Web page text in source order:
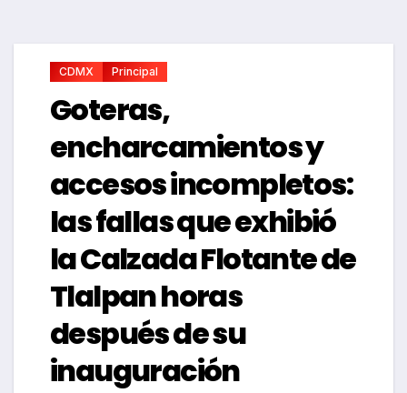
CDMX Principal
Goteras,
encharcamientos y
accesos incompletos:
las fallas que exhibió
la Calzada Flotante de
Tlalpan horas
después de su
inauguración